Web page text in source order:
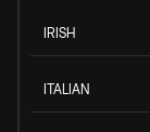
IRISH
ITALIAN